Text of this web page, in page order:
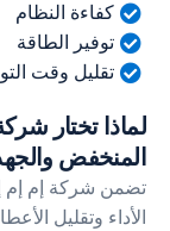
النظام
الطاقة
وقت التوقف
تختار شركة إم
والجهد
شركة إم إم إس
وتقليل الأعطال.